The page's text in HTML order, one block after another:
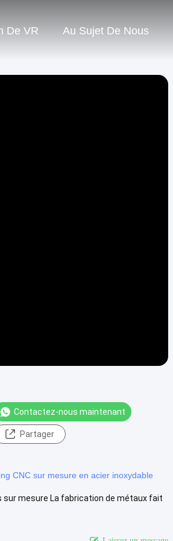
De VR Au Sujet De Nous
Contactez-nous maintenant
Partager
CNC sur mesure en acier inoxydable
sur mesure La fabrication de métaux fait